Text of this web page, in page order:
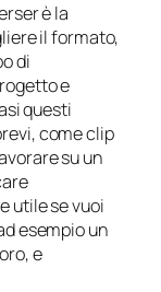
è la
il formato,
di
e
questi
come clip
su un
utile se vuoi
esempio un
e